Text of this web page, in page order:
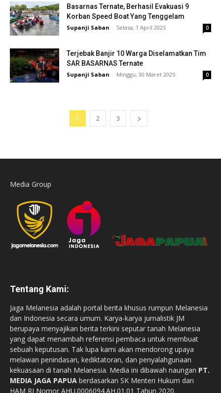
Basarnas Ternate, Berhasil Evakuasi 9
Korban Speed Boat Yang Tenggelam
Supanji Saban - Selasa, 1 April 2025 0
Terjebak Banjir 10 Warga Diselamatkan Tim
SAR BASARNAS Ternate
Supanji Saban - Minggu, 30 Maret 2025 0
1 2 3
Media Group
Tentang Kami:
Jaga Melanesia adalah portal berita khusus rumpun Melanesia
dan Indonesia secara umum. Karya-karya jurnalistik JM
berupaya menyajikan berita terkini seputar tanah Melanesia
yang dapat menambah referensi pembaca untuk membuat
sebuah keputusan. Tak lupa kami akan mendorong upaya
melawan penindasan, kediktatoran, dan penyalahgunaan
kekuasaan di tanah Melanesia. Media ini dibawah naungan PT.
MEDIA JAGA PAPUA berdasarkan SK Menteri Hukum dan
HAM RI Nomor AHU.0006094.AH.01.01 Tahun 2020.